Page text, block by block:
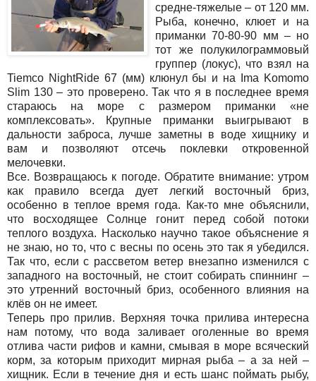
средне-тяжелые – от 120 мм.
Рыба, конечно, клюет и на
приманки 70-80-90 мм – но
тот же полукилограммовый
группер (локус), что взял на
Tiemco NightRide 67 (мм) клюнул бы и на Ima Komomo
Slim 130 – это проверено. Так что я в последнее время
стараюсь на море с размером приманки «не
комплексовать». Крупные приманки выигрывают в
дальности заброса, лучше заметны в воде хищнику и
вам и позволяют отсечь поклевки откровенной
мелочевки.
Все. Возвращаюсь к погоде. Обратите внимание: утром
как правило всегда дует легкий восточный бриз,
особенно в теплое время года. Как-то мне объяснили,
что восходящее Солнце гонит перед собой потоки
теплого воздуха. Насколько научно такое объяснение я
не знаю, но то, что с весны по осень это так я убедился.
Так что, если с рассветом ветер внезапно изменился с
западного на восточный, не стоит собирать спиннинг –
это утренний восточный бриз, особенного влияния на
клёв он не имеет.
Теперь про прилив. Верхняя точка прилива интересна
нам потому, что вода заливает оголенные во время
отлива части рифов и камни, смывая в море всяческий
корм, за которым приходит мирная рыба – а за ней –
хищник. Если в течение дня и есть шанс поймать рыбу,